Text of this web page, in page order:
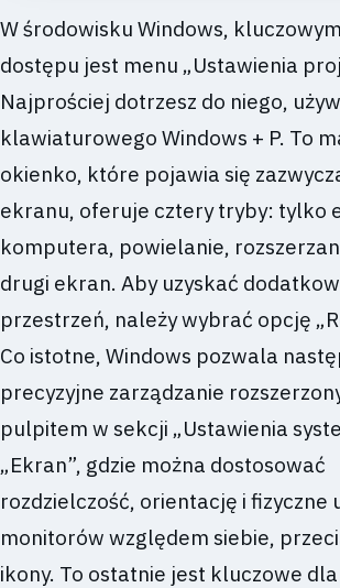
W środowisku Windows,
dostępu jest menu „Ustawienia
Najprościej dotrzesz do niego,
klawiaturowego Windows + P. To
okienko, które pojawia się
ekranu, oferuje cztery tryby: tylko
komputera, powielanie,
drugi ekran. Aby uzyskać
przestrzeń, należy wybrać opcję
Co istotne, Windows pozwala
precyzyjne zarządzanie
pulpitem w sekcji „Ustawienia
„Ekran”, gdzie można dostosować
rozdzielczość, orientację i fizyczne
monitorów względem siebie,
ikony. To ostatnie jest kluczowe dla